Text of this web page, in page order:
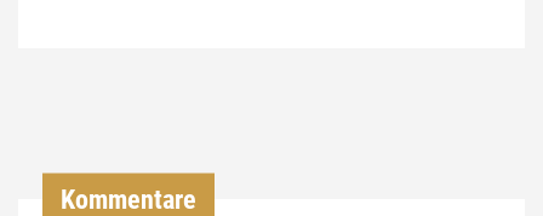
Kommentare